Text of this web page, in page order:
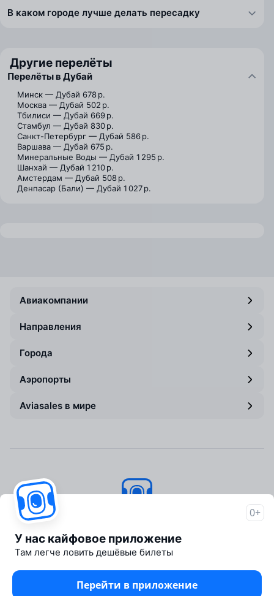
В каком городе лучше делать пересадку
Другие перелёты
Перелёты в Дубай
Минск — Дубай 678 р.
Москва — Дубай 502 р.
Тбилиси — Дубай 669 р.
Стамбул — Дубай 830 р.
Санкт-Петербург — Дубай 586 р.
Варшава — Дубай 675 р.
Минеральные Воды — Дубай 1 295 р.
Шанхай — Дубай 1 210 р.
Амстердам — Дубай 508 р.
Денпасар (Бали) — Дубай 1 027 р.
Авиакомпании
Направления
Города
Аэропорты
Aviasales в мире
Об Авиасейлс
Пресс‑центр
Travelpayouts
Партнёрская программа
0+
У нас кайфовое приложение
Там легче ловить дешёвые билеты
Перейти в приложение